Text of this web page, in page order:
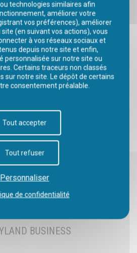
ACTUALITÉS
DU PARC
PERDU ?
& SERVICES :
FESTY
PRESSE
PARTENAIRES
BUSINESS
technologies similaires afin
améliorer votre
vos préférences), améliorer
(en suivant vos actions), vous
à vos réseaux sociaux et
depuis notre site et enfin,
personnalisée sur notre site ou
Certains traceurs non classés
sur notre site. Le dépôt de certains
consentement préalable.
Tout accepter
Tout refuser
Personnaliser
de confidentialité